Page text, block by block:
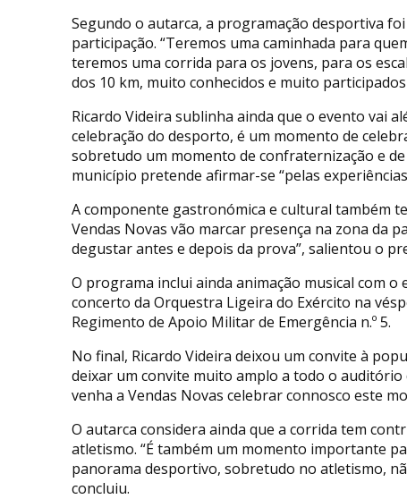
Segundo o autarca, a programação desportiva
participação. “Teremos uma caminhada para
teremos uma corrida para os jovens, para os
dos 10 km, muito conhecidos e muito
Ricardo Videira sublinha ainda que o evento vai
celebração do desporto, é um momento de
sobretudo um momento de confraternização e
município pretende afirmar-se “pelas
A componente gastronómica e cultural também
Vendas Novas vão marcar presença na zona da
degustar antes e depois da prova”, salientou o
O programa inclui ainda animação musical com o
concerto da Orquestra Ligeira do Exército na
Regimento de Apoio Militar de Emergência n.º 5.
No final, Ricardo Videira deixou um convite à
deixar um convite muito amplo a todo o
venha a Vendas Novas celebrar connosco este
O autarca considera ainda que a corrida tem
atletismo. “É também um momento importante
panorama desportivo, sobretudo no atletismo,
concluiu.